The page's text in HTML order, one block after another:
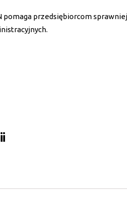
pomaga przedsiębiorcom